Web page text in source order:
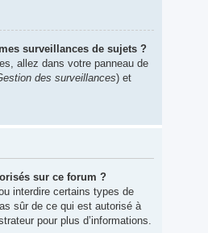
surveillances de sujets ?
allez dans votre panneau de
des surveillances) et
sur ce forum ?
interdire certains types de
sûr de ce qui est autorisé à
pour plus d’informations.